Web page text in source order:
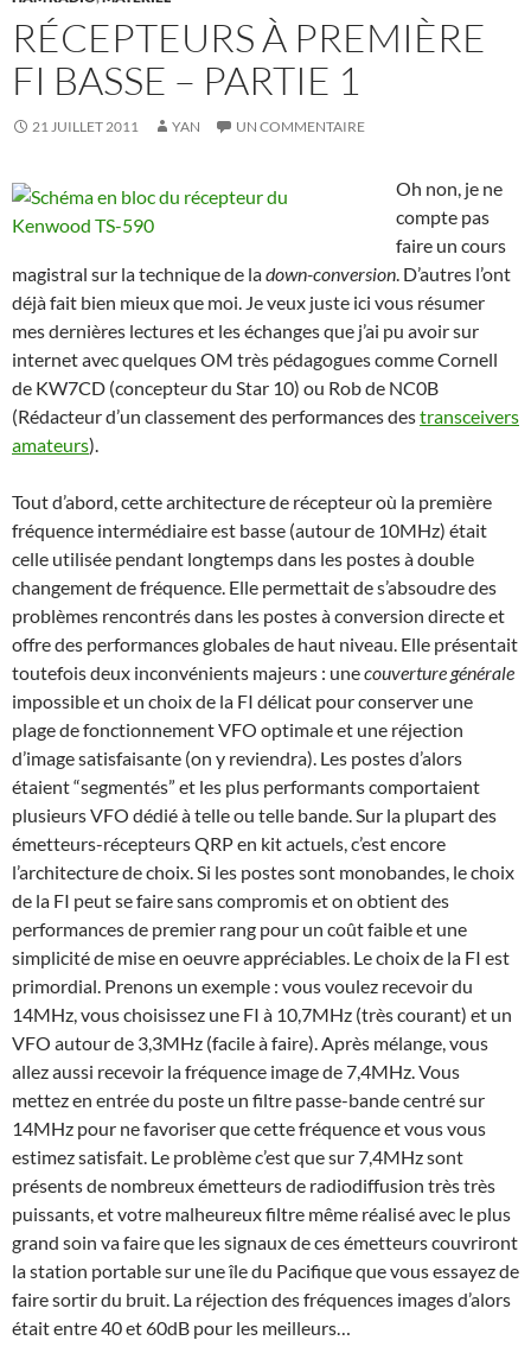
RÉCEPTEURS À PREMIÈRE
FI BASSE – PARTIE 1
21 JUILLET 2011 YAN UN COMMENTAIRE
Oh non, je ne
compte pas
faire un cours
magistral sur la technique de ladown-conversion. D’autres l’ont
déjà fait bien mieux que moi. Je veux juste ici vous résumer
mes dernières lectures et les échanges que j’ai pu avoir sur
internet avec quelques OM très pédagogues comme Cornell
de KW7CD (concepteur du Star 10) ou Rob de NC0B
(Rédacteur d’un classement des performances destransceivers
amateurs).
Tout d’abord, cette architecture de récepteur où la première
fréquence intermédiaire est basse (autour de 10MHz) était
celle utilisée pendant longtemps dans les postes à double
changement de fréquence. Elle permettait de s’absoudre des
problèmes rencontrés dans les postes à conversion directe et
offre des performances globales de haut niveau. Elle présentait
toutefois deux inconvénients majeurs : unecouverture générale
impossible et un choix de la FI délicat pour conserver une
plage de fonctionnement VFO optimale et une réjection
d’image satisfaisante (on y reviendra). Les postes d’alors
étaient “segmentés” et les plus performants comportaient
plusieurs VFO dédié à telle ou telle bande. Sur la plupart des
émetteurs-récepteurs QRP en kit actuels, c’est encore
l’architecture de choix. Si les postes sont monobandes, le choix
de la FI peut se faire sans compromis et on obtient des
performances de premier rang pour un coût faible et une
simplicité de mise en oeuvre appréciables. Le choix de la FI est
primordial. Prenons un exemple : vous voulez recevoir du
14MHz, vous choisissez une FI à 10,7MHz (très courant) et un
VFO autour de 3,3MHz (facile à faire). Après mélange, vous
allez aussi recevoir la fréquence image de 7,4MHz. Vous
mettez en entrée du poste un filtre passe-bande centré sur
14MHz pour ne favoriser que cette fréquence et vous vous
estimez satisfait. Le problème c’est que sur 7,4MHz sont
présents de nombreux émetteurs de radiodiffusion très très
puissants, et votre malheureux filtre même réalisé avec le plus
grand soin va faire que les signaux de ces émetteurs couvriront
la station portable sur une île du Pacifique que vous essayez de
faire sortir du bruit. La réjection des fréquences images d’alors
était entre 40 et 60dB pour les meilleurs…